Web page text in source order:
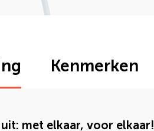
met elkaar, voor elkaar!
Kenmerken